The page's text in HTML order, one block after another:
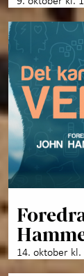
14. oktober kl.